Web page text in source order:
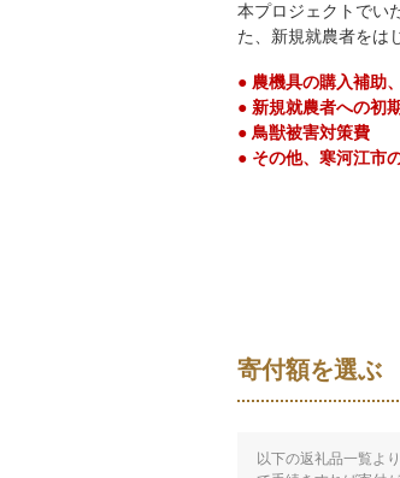
本プロジェクトでい
た、新規就農者をは
● 農機具の購入補助
● 新規就農者への初
● 鳥獣被害対策費
● その他、寒河江市
寄付額を選ぶ
以下の返礼品一覧よ